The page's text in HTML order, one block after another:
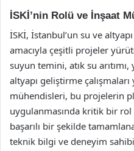
İSKİ’nin Rolü ve İnşaat
İSKİ, İstanbul’un su ve
amacıyla çeşitli projeler
suyun temini, atık su
altyapı geliştirme
mühendisleri, bu projelerin
uygulanmasında kritik bir
başarılı bir şekilde
teknik bilgi ve deneyim